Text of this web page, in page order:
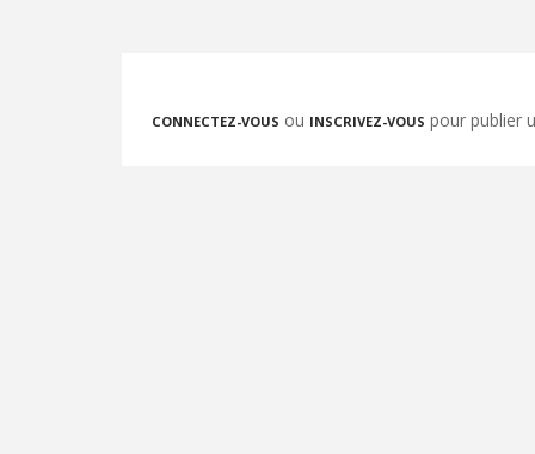
CONNECTEZ-VOUS ou INSCRIVEZ-VOUS pour publier